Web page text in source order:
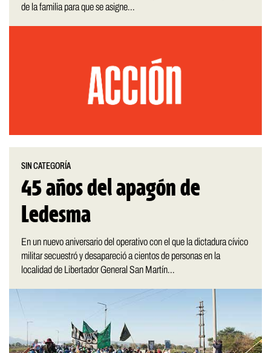
de la familia para que se asigne...
SIN CATEGORÍA
45 años del apagón de
Ledesma
En un nuevo aniversario del operativo con el que la dictadura cívico
militar secuestró y desapareció a cientos de personas en la
localidad de Libertador General San Martín...